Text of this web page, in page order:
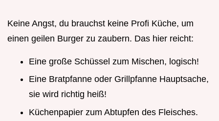
Keine Angst, du brauchst keine Profi Küche, um
einen geilen Burger zu zaubern. Das hier reicht:
Eine große Schüssel zum Mischen, logisch!
Eine Bratpfanne oder Grillpfanne Hauptsache,
sie wird richtig heiß!
Küchenpapier zum Abtupfen des Fleisches.